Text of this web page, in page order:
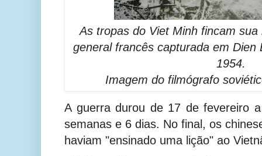
As tropas do Viet Minh fincam
general francês capturada em Dien
1954.
Imagem do filmógrafo
A guerra durou de 17 de fevereiro
semanas e 6 dias. No final, os
haviam "ensinado uma lição" ao